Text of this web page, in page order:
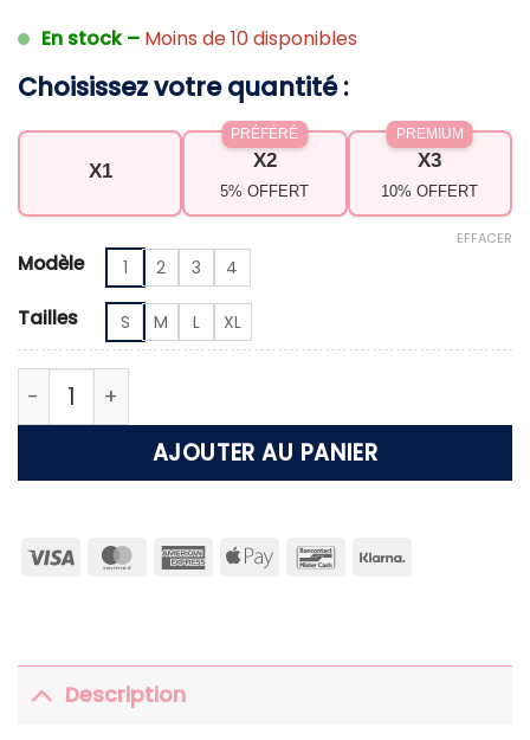
En stock – Moins de 10 disponibles
Choisissez votre quantité :
X1 X2
5% OFFERT
PRÉFÉRÉ
X3
10% OFFERT
PREMIUM
Modèle 1 2 3 4
Tailles S M L XL
EFFACER
quantité de Short de bain femme – Confort
AJOUTER AU PANIER
Visa MasterCardAmericanApple
Bancontact
Klarna
Description